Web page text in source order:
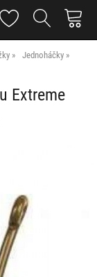
Jednoháčky
Extreme